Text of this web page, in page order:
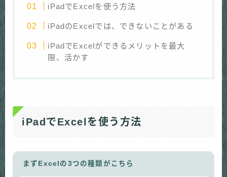
iPadでExcelを使う方法
iPadのExcelでは、できないことがある
iPadでExcelができるメリットを最大
限、活かす
iPadでExcelを使う方法
まずExcelの3つの種類がこちら